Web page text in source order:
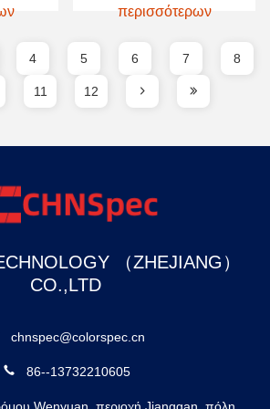
Ltd.συμμετέχει βαθιά στην
κατάρτιση ως βασική μονάδα
της Εθνι...
περισσότερων
4 5 6 7 8
11 12
（ZHEJIANG）
CO.,LTD
chnspec@colorspec.cn
86--13732210605